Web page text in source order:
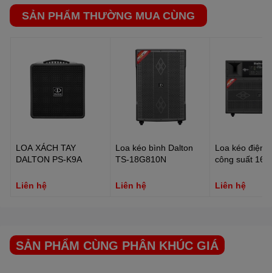
SẢN PHẨM THƯỜNG MUA CÙNG
LOA XÁCH TAY
DALTON PS-K9A
Liên hệ
Loa kéo bình Dalton
TS-18G810N
Liên hệ
Loa kéo điện
công suất
Liên hệ
SẢN PHẨM CÙNG PHÂN KHÚC GIÁ